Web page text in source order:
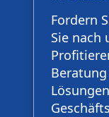
Fordern
Sie nach